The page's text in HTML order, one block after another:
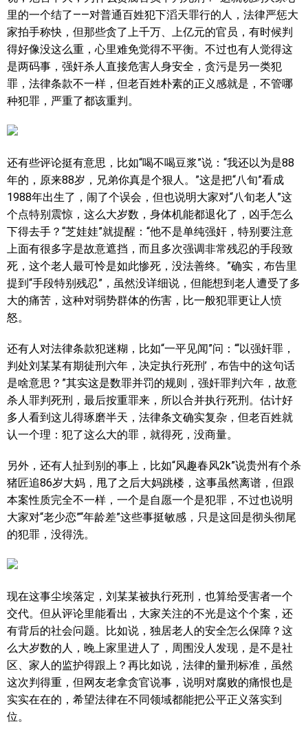
里的一个结了——对普通百姓犯下滔天罪行的人，法律严惩大
家拍手称快，但那些贪了上千万、上亿元的官员，有时候判
得好像没这么重，心里难免觉得不平衡。不过也有人觉得这
是两码事，强奸杀人直接危害人身安全，贪污是另一类犯
罪，法律条款不一样，但老百姓朴素的正义感就是，不管哪
种犯罪，严重了都该重判。
还有些评论挺有意思，比如“喝不喝豆浆”说：“我还以为是88
年的，原来88岁，兄弟你真是个狠人。”这是把“八旬”看成
1988年出生了，闹了个误会，但也说明大家对“八旬老人”这
个点特别震惊，这么大岁数，身体机能都退化了，凶手怎么
下得去手？“芝娃娃”就提醒：“他不是单纯强奸，特别要注意
上面有很多字是故意遮挡，而且多次强调非常残忍的手段致
死，这个老人最可怜是如此惨死，没法善终。”确实，布告里
提到“手段特别残忍”，虽然没详细说，但能想到老人遭受了多
大的痛苦，这种对弱势群体的伤害，比一般犯罪更让人愤
怒。
还有人对法律条款犯迷糊，比如“一平见闻”问：“‘以强奸罪，
判处刘某某有期徒刑六年，决定执行死刑’，布告中的这句话
是啥意思？”其实这是数罪并罚的规则，强奸罪判六年，故意
杀人罪判死刑，最后按重罪来，所以合并执行死刑。估计好
多人看到这儿得琢磨半天，法律条文确实复杂，但老百姓就
认一个理：犯了这么大的罪，就得死，没商量。
另外，还有人扯到别的事上，比如“风趣春风2k”说贵州有个杀
猪匠追86岁大妈，甩了之后大妈跳楼，这事虽然离谱，但跟
本案性质完全不一样，一个是自愿一个是犯罪，不过也说明
大家对“老少恋”“年龄差”这些事挺敏感，只是这回是彻头彻尾
的犯罪，没得洗。
现在这事尘埃落定，刘某某被执行死刑，也算给受害者一个
交代。但从评论里能看出，大家关注的不光是这个个案，还
有背后的社会问题。比如说，独居老人的安全怎么保障？这
么大岁数的人，晚上家里进人了，周围没人发现，是不是社
区、家人的监护得跟上？再比如说，法律的量刑标准，虽然
这次判得重，但网友老拿贪官说事，说明对腐败的痛恨也是
实实在在的，希望法律在不同领域都能把公平正义落实到
位。